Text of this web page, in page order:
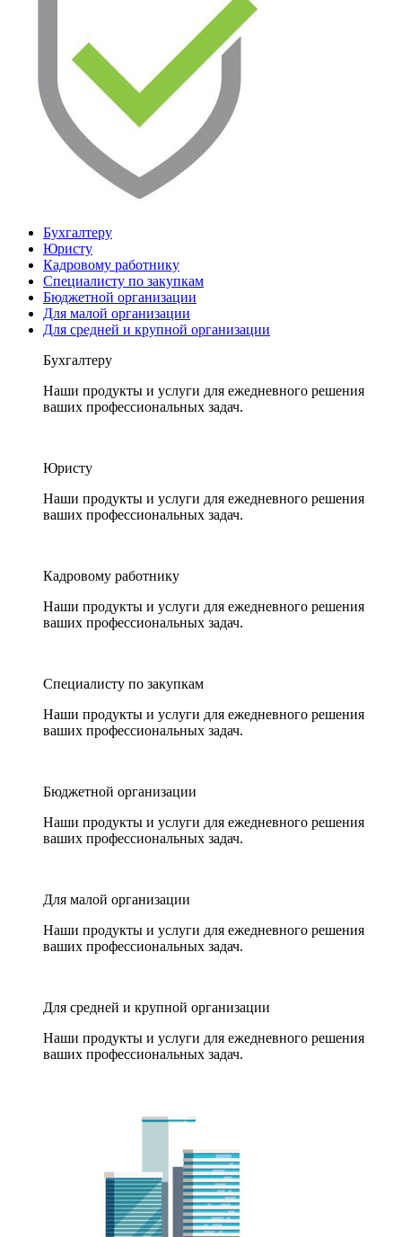
Бухгалтеру
Юристу
Кадровому работнику
Специалисту по закупкам
Бюджетной организации
Для малой организации
Для средней и крупной организации
Бухгалтеру
Наши продукты и услуги для ежедневного решения
ваших профессиональных задач.
Юристу
Наши продукты и услуги для ежедневного решения
ваших профессиональных задач.
Кадровому работнику
Наши продукты и услуги для ежедневного решения
ваших профессиональных задач.
Специалисту по закупкам
Наши продукты и услуги для ежедневного решения
ваших профессиональных задач.
Бюджетной организации
Наши продукты и услуги для ежедневного решения
ваших профессиональных задач.
Для малой организации
Наши продукты и услуги для ежедневного решения
ваших профессиональных задач.
Для средней и крупной организации
Наши продукты и услуги для ежедневного решения
ваших профессиональных задач.